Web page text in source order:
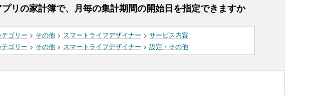
リの家計簿で、月毎の集計期間の開始日を指定できますか
テゴリー > その他> スマートライフデザイナー > サービス内容
テゴリー > その他> スマートライフデザイナー > 設定・その他